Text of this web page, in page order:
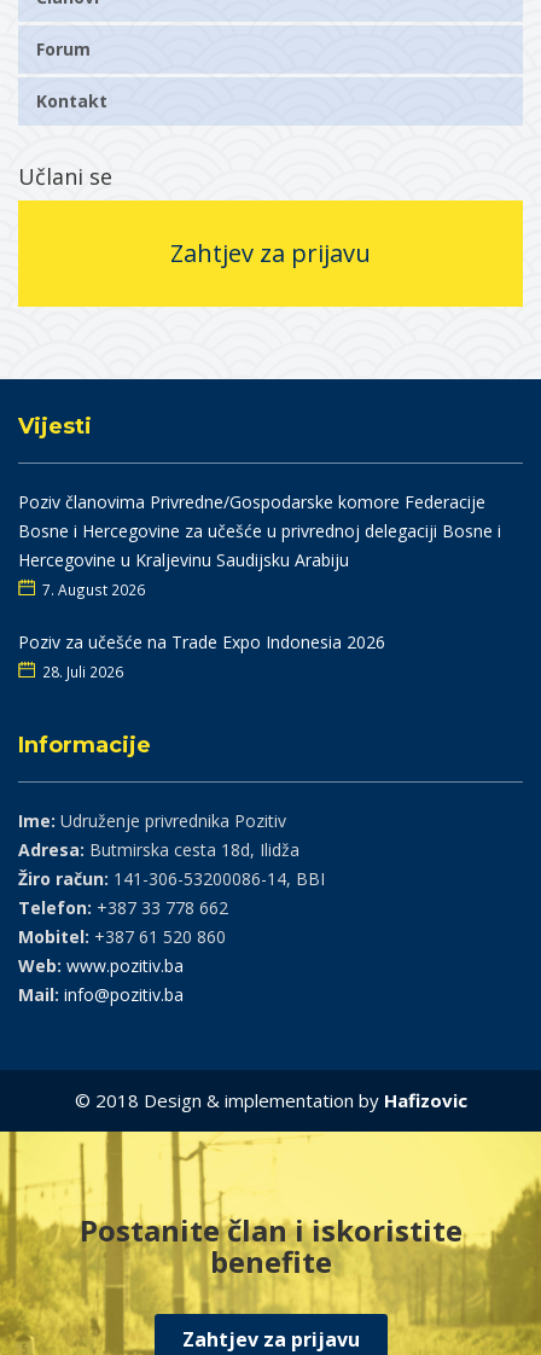
Forum
Kontakt
Učlani se
Zahtjev za prijavu
Vijesti
Poziv članovima Privredne/Gospodarske komore Federacije
Bosne i Hercegovine za učešće u privrednoj delegaciji Bosne i
Hercegovine u Kraljevinu Saudijsku Arabiju
7. August 2026
Poziv za učešće na Trade Expo Indonesia 2026
28. Juli 2026
Informacije
Ime: Udruženje privrednika Pozitiv
Adresa: Butmirska cesta 18d, Ilidža
Žiro račun: 141-306-53200086-14, BBI
Telefon: +387 33 778 662
Mobitel: +387 61 520 860
Web: www.pozitiv.ba
Mail: info@pozitiv.ba
© 2018 Design & implementation by Hafizovic
Postanite član i iskoristite
benefite
Zahtjev za prijavu